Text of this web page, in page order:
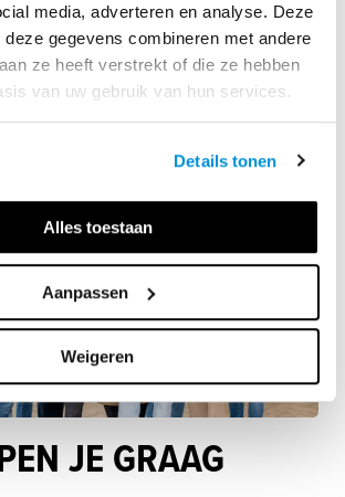
media, adverteren en analyse. Deze
deze gegevens combineren met andere
ze heeft verstrekt of die ze hebben
van uw gebruik van hun services.
Details tonen
Alles toestaan
Aanpassen
Weigeren
JE GRAAG